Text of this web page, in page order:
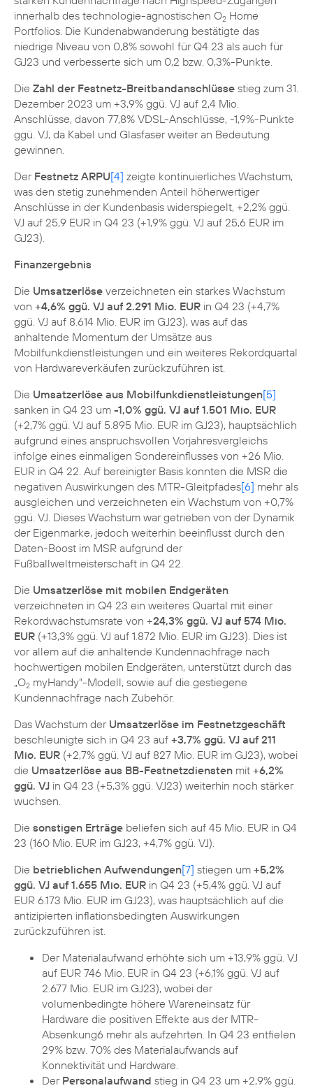
innerhalb des technologie-agnostischen O2 Home
Portfolios. Die Kundenabwanderung bestätigte das
niedrige Niveau von 0,8% sowohl für Q4 23 als auch für
GJ23 und verbesserte sich um 0,2 bzw. 0,3%-Punkte.
Die Zahl der Festnetz-Breitbandanschlüsse stieg zum 31.
Dezember 2023 um +3,9% ggü. VJ auf 2,4 Mio.
Anschlüsse, davon 77,8% VDSL-Anschlüsse, -1,9%-Punkte
ggü. VJ, da Kabel und Glasfaser weiter an Bedeutung
gewinnen.
Der Festnetz ARPU[4] zeigte kontinuierliches Wachstum,
was den stetig zunehmenden Anteil höherwertiger
Anschlüsse in der Kundenbasis widerspiegelt, +2,2% ggü.
VJ auf 25,9 EUR in Q4 23 (+1,9% ggü. VJ auf 25,6 EUR im
GJ23).
Finanzergebnis
Die Umsatzerlöse verzeichneten ein starkes Wachstum
von +4,6% ggü. VJ auf 2.291 Mio. EUR in Q4 23 (+4,7%
ggü. VJ auf 8.614 Mio. EUR im GJ23), was auf das
anhaltende Momentum der Umsätze aus
Mobilfunkdienstleistungen und ein weiteres Rekordquartal
von Hardwareverkäufen zurückzuführen ist.
Die Umsatzerlöse aus Mobilfunkdienstleistungen[5]
sanken in Q4 23 um -1,0% ggü. VJ auf 1.501 Mio. EUR
(+2,7% ggü. VJ auf 5.895 Mio. EUR im GJ23), hauptsächlich
aufgrund eines anspruchsvollen Vorjahresvergleichs
infolge eines einmaligen Sondereinflusses von +26 Mio.
EUR in Q4 22. Auf bereinigter Basis konnten die MSR die
negativen Auswirkungen des MTR-Gleitpfades[6] mehr als
ausgleichen und verzeichneten ein Wachstum von +0,7%
ggü. VJ. Dieses Wachstum war getrieben von der Dynamik
der Eigenmarke, jedoch weiterhin beeinflusst durch den
Daten-Boost im MSR aufgrund der
Fußballweltmeisterschaft in Q4 22.
Die Umsatzerlöse mit mobilen Endgeräten
verzeichneten in Q4 23 ein weiteres Quartal mit einer
Rekordwachstumsrate von +24,3% ggü. VJ auf 574 Mio.
EUR (+13,3% ggü. VJ auf 1.872 Mio. EUR im GJ23). Dies ist
vor allem auf die anhaltende Kundennachfrage nach
hochwertigen mobilen Endgeräten, unterstützt durch das
„O2 myHandy“-Modell, sowie auf die gestiegene
Kundennachfrage nach Zubehör.
Das Wachstum der Umsatzerlöse im Festnetzgeschäft
beschleunigte sich in Q4 23 auf +3,7% ggü. VJ auf 211
Mio. EUR (+2,7% ggü. VJ auf 827 Mio. EUR im GJ23), wobei
die Umsatzerlöse aus BB-Festnetzdiensten mit +6,2%
ggü. VJ in Q4 23 (+5,3% ggü. VJ23) weiterhin noch stärker
wuchsen.
Die sonstigen Erträge beliefen sich auf 45 Mio. EUR in Q4
23 (160 Mio. EUR im GJ23, +4,7% ggü. VJ).
Die betrieblichen Aufwendungen[7] stiegen um +5,2%
ggü. VJ auf 1.655 Mio. EUR in Q4 23 (+5,4% ggü. VJ auf
EUR 6.173 Mio. EUR im GJ23), was hauptsächlich auf die
antizipierten inflationsbedingten Auswirkungen
zurückzuführen ist.
Der Materialaufwand erhöhte sich um +13,9% ggü. VJ
auf EUR 746 Mio. EUR in Q4 23 (+6,1% ggü. VJ auf
2.677 Mio. EUR im GJ23), wobei der
volumenbedingte höhere Wareneinsatz für
Hardware die positiven Effekte aus der MTR-
Absenkung6 mehr als aufzehrten. In Q4 23 entfielen
29% bzw. 70% des Materialaufwands auf
Konnektivität und Hardware.
Der Personalaufwand stieg in Q4 23 um +2,9% ggü.